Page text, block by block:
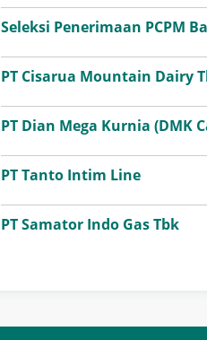
Seleksi Penerimaan PCPM
PT Cisarua Mountain Dairy
PT Dian Mega Kurnia (DMK
PT Tanto Intim Line
PT Samator Indo Gas Tbk